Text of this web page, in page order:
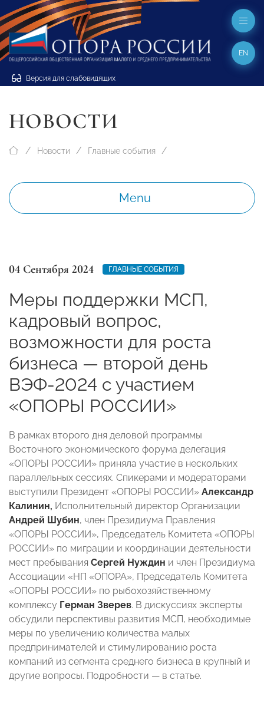
Версия для слабовидящих
EN
НОВОСТИ
Новости Главные события
Menu
04 Сентября 2024 ГЛАВНЫЕ СОБЫТИЯ
Меры поддержки МСП,
кадровый вопрос,
возможности для роста
бизнеса — второй день
ВЭФ-2024 с участием
«ОПОРЫ РОССИИ»
В рамках второго дня деловой программы
Восточного экономического форума делегация
«ОПОРЫ РОССИИ» приняла участие в нескольких
параллельных сессиях. Спикерами и модераторами
выступили Президент «ОПОРЫ РОССИИ» Александр
Калинин, Исполнительный директор Организации
Андрей Шубин, член Президиума Правления
«ОПОРЫ РОССИИ», Председатель Комитета «ОПОРЫ
РОССИИ» по миграции и координации деятельности
мест пребывания Сергей Нуждин и член Президиума
Ассоциации «НП «ОПОРА», Председатель Комитета
«ОПОРЫ РОССИИ» по рыбохозяйственному
комплексу Герман Зверев. В дискуссиях эксперты
обсудили перспективы развития МСП, необходимые
меры по увеличению количества малых
предпринимателей и стимулированию роста
компаний из сегмента среднего бизнеса в крупный и
другие вопросы. Подробности — в статье.